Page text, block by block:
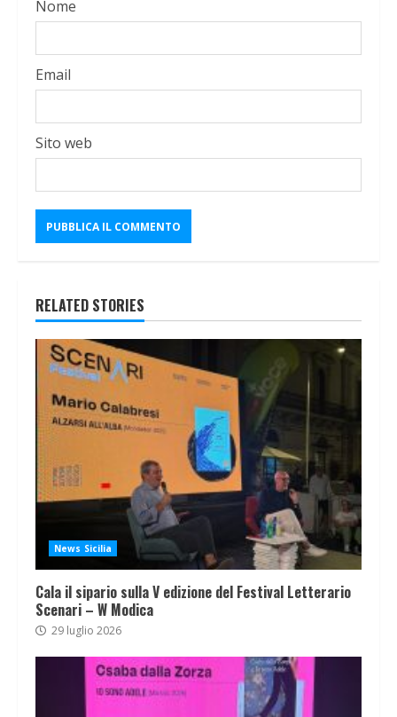
Nome
Email
Sito web
RELATED STORIES
News Sicilia
Cala il sipario sulla V edizione del Festival Letterario
Scenari – W Modica
29 luglio 2026